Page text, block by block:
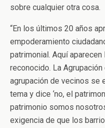
sobre cualquier otra cosa.
“En los últimos 20 años
empoderamiento
patrimonial. Aquí
reconocido. La Agrupación
agrupación de vecinos se
tema y dice ‘no, el
patrimonio somos
exigencia de que los